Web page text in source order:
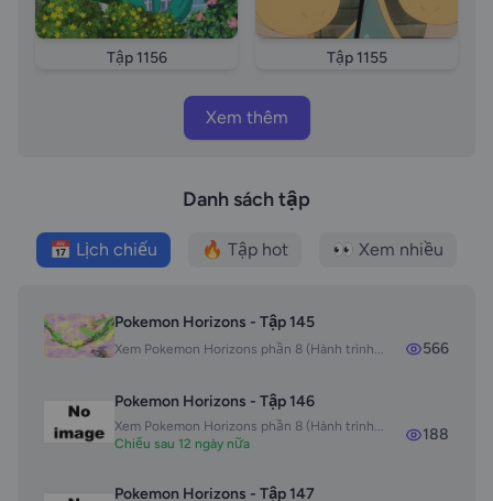
to Mew Doi thu cua Goh Duong Den Voi Mew vietsub
long tieng episode 68 Pokemon sword and shield
2021 tap 1158 vietsub Pokemon 2021 tap 1158 thuyet
minh Pokemon 2021 tap 1158 long tieng
Tập 1156 Tập 1155
Xem thêm
Danh sách tập
📅 Lịch chiếu 🔥 Tập hot 👀 Xem nhiều
Pokemon Horizons - Tập 145
Xem Pokemon Horizons phần 8 (Hành trình... 566
Pokemon Horizons - Tập 146
Xem Pokemon Horizons phần 8 (Hành trình...
Chiếu sau 12 ngày nữa
188
Pokemon Horizons - Tập 147